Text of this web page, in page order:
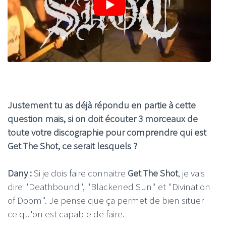
Justement tu as déjà répondu en partie à cette
question mais, si on doit écouter 3 morceaux de
toute votre discographie pour comprendre qui est
Get The Shot, ce serait lesquels ?
Dany :Si je dois faire connaitre Get The Shot, je vais
dire "Deathbound", "Blackened Sun" et "Divination
of Doom". Je pense que ça permet de bien situer
ce qu'on est capable de faire.